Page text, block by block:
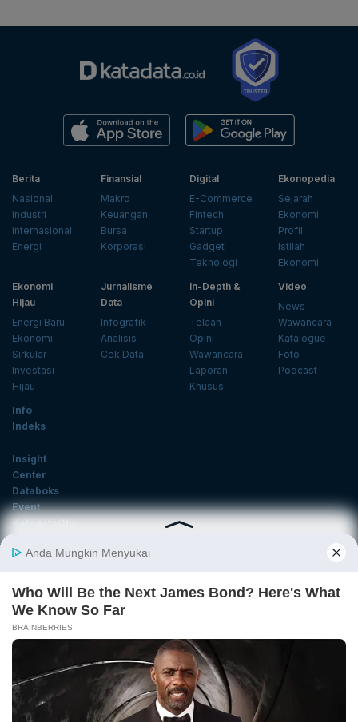
Berita
Nasional
Industri
Internasional
Energi
Finansial
Makro
Keuangan
Bursa
Korporasi
Digital
E-Commerce
Fintech
Startup
Gadget
Teknologi
Ekonopedia
Sejarah
Ekonomi
Profil
Istilah
Ekonomi
Ekonomi
Hijau
Energi Baru
Ekonomi
Sirkular
Investasi
Hijau
Jurnalisme
Data
Infografik
Analisis
Cek Data
In-Depth &
Opini
Telaah
Opini
Wawancara
Laporan
Khusus
Video
News
Wawancara
Katalogue
Foto
Podcast
Info
Indeks
Insight
Center
Databoks
Event
KatadataOto
Email
Daftar
Tentang Katadata Advertising Karier
Pedoman Media Siber
Kebijakan Privasi
Disclaimer Hubungi Kami